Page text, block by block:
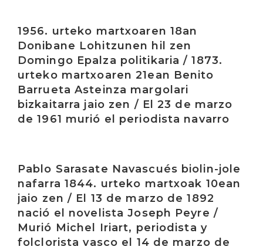
1956. urteko martxoaren 18an
Donibane Lohitzunen hil zen
Domingo Epalza politikaria / 1873.
urteko martxoaren 21ean Benito
Barrueta Asteinza margolari
bizkaitarra jaio zen / El 23 de marzo
de 1961 murió el periodista navarro
Pablo Sarasate Navascués biolin-jole
nafarra 1844. urteko martxoak 10ean
jaio zen / El 13 de marzo de 1892
nació el novelista Joseph Peyre /
Murió Michel Iriart, periodista y
folclorista vasco el 14 de marzo de